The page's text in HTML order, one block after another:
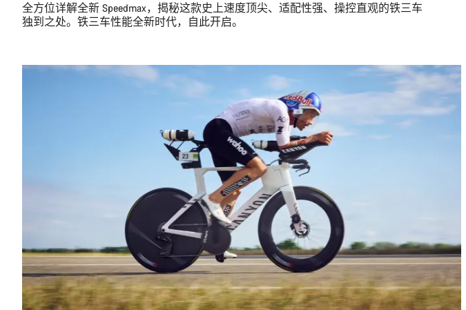
全方位详解全新 Speedmax，揭秘这款史上速度顶尖、适配性强、操控直观的铁三车
独到之处。铁三车性能全新时代，自此开启。